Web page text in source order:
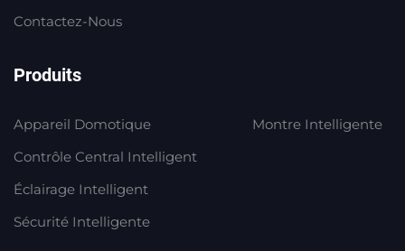
Contactez-Nous
Produits
Appareil Domotique
Contrôle Central Intelligent
Éclairage Intelligent
Sécurité Intelligente
Montre Intelligente